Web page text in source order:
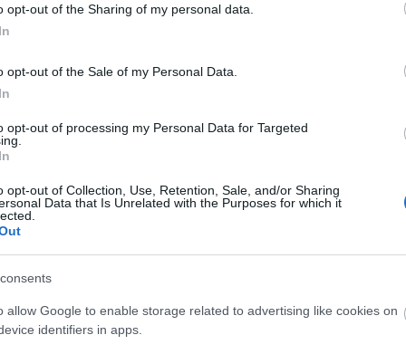
opt-out of the Sharing of my personal data.
opt-out of the Sale of my Personal Data.
opt-out of processing my Personal Data for Targeted
opt-out of Collection, Use, Retention, Sale, and/or Sharing
Data that Is Unrelated with the Purposes for which it
allow Google to enable storage related to advertising like cookies on
identifiers in apps.
înșela în 2024
unii, nativii Leu își valorizează profund
de căsătorie este o sursă de mândrie și
și generozitatea. Leii sunt parteneri
și încurajează partenerii, punând relația pe
detalii în toate aspectele vieții, inclusiv în
și funcțională, în care comunicarea și
va pune întotdeauna nevoile căsniciei